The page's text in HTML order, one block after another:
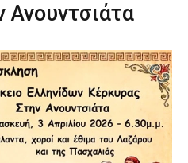
Ανουντσιάτα